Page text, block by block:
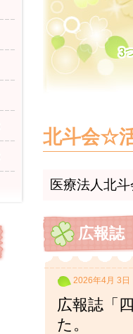
北斗会☆
医療法人北
広報誌
2026年4月 3日
広報誌「
た。